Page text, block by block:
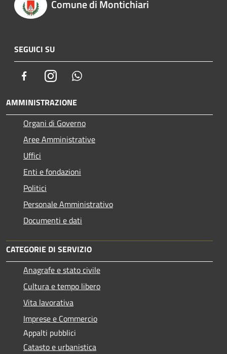
Comune di Montichiari
SEGUICI SU
FacebookInstagram
AMMINISTRAZIONE
Organi di Governo
Aree Amministrative
Uffici
Enti e fondazioni
Politici
Personale Amministrativo
Documenti e dati
CATEGORIE DI SERVIZIO
Anagrafe e stato civile
Cultura e tempo libero
Vita lavorativa
Imprese e Commercio
Appalti pubblici
Catasto e urbanistica